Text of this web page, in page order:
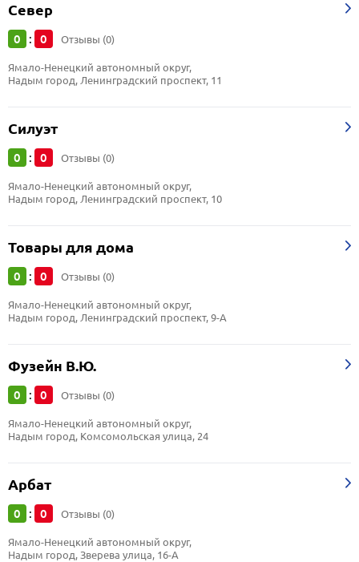
Север
0 : 0 Отзывы (0)
Ямало-Ненецкий автономный округ,
Надым город, Ленинградский проспект, 11
Силуэт
0 : 0 Отзывы (0)
Ямало-Ненецкий автономный округ,
Надым город, Ленинградский проспект, 10
Товары для дома
0 : 0 Отзывы (0)
Ямало-Ненецкий автономный округ,
Надым город, Ленинградский проспект, 9-А
Фузейн В.Ю.
0 : 0 Отзывы (0)
Ямало-Ненецкий автономный округ,
Надым город, Комсомольская улица, 24
Арбат
0 : 0 Отзывы (0)
Ямало-Ненецкий автономный округ,
Надым город, Зверева улица, 16-А